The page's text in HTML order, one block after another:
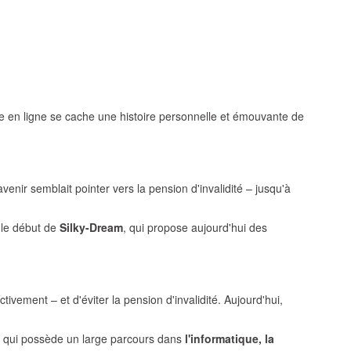
ligne se cache une histoire personnelle et émouvante de
semblait pointer vers la pension d'invalidité – jusqu'à
début de Silky-Dream, qui propose aujourd'hui des
– et d'éviter la pension d'invalidité. Aujourd'hui,
possède un large parcours dans l'informatique, la